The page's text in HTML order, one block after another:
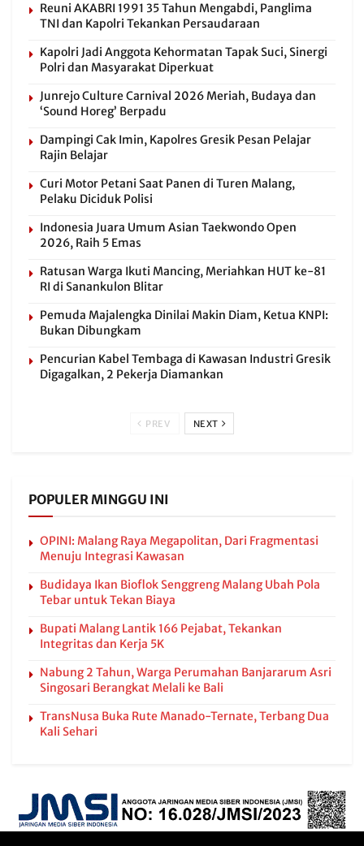
Reuni AKABRI 1991 35 Tahun Mengabdi, Panglima
TNI dan Kapolri Tekankan Persaudaraan
Kapolri Jadi Anggota Kehormatan Tapak Suci, Sinergi
Polri dan Masyarakat Diperkuat
Junrejo Culture Carnival 2026 Meriah, Budaya dan
‘Sound Horeg’ Berpadu
Dampingi Cak Imin, Kapolres Gresik Pesan Pelajar
Rajin Belajar
Curi Motor Petani Saat Panen di Turen Malang,
Pelaku Diciduk Polisi
Indonesia Juara Umum Asian Taekwondo Open
2026, Raih 5 Emas
Ratusan Warga Ikuti Mancing, Meriahkan HUT ke-81
RI di Sanankulon Blitar
Pemuda Majalengka Dinilai Makin Diam, Ketua KNPI:
Bukan Dibungkam
Pencurian Kabel Tembaga di Kawasan Industri Gresik
Digagalkan, 2 Pekerja Diamankan
PREV NEXT
POPULER MINGGU INI
OPINI: Malang Raya Megapolitan, Dari Fragmentasi
Menuju Integrasi Kawasan
Budidaya Ikan Bioflok Senggreng Malang Ubah Pola
Tebar untuk Tekan Biaya
Bupati Malang Lantik 166 Pejabat, Tekankan
Integritas dan Kerja 5K
Nabung 2 Tahun, Warga Perumahan Banjararum Asri
Singosari Berangkat Melali ke Bali
TransNusa Buka Rute Manado-Ternate, Terbang Dua
Kali Sehari